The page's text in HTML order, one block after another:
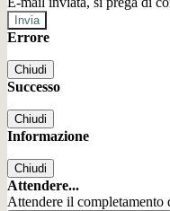
Errore
Chiudi
Successo
Chiudi
Informazione
Chiudi
Attendere...
Attendere il completamento